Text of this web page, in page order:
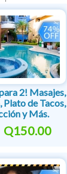
2! Masajes,
Plato de Tacos,
y Más.
Q150.00